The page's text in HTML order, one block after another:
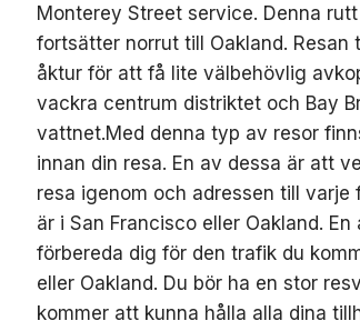
Monterey Street service. Denna
fortsätter norrut till Oakland.
åktur för att få lite välbehövlig
vackra centrum distriktet och Bay
vattnet.Med denna typ av resor
innan din resa. En av dessa är att
resa igenom och adressen till
är i San Francisco eller Oakland.
förbereda dig för den trafik du
eller Oakland. Du bör ha en stor
kommer att kunna hålla alla dina